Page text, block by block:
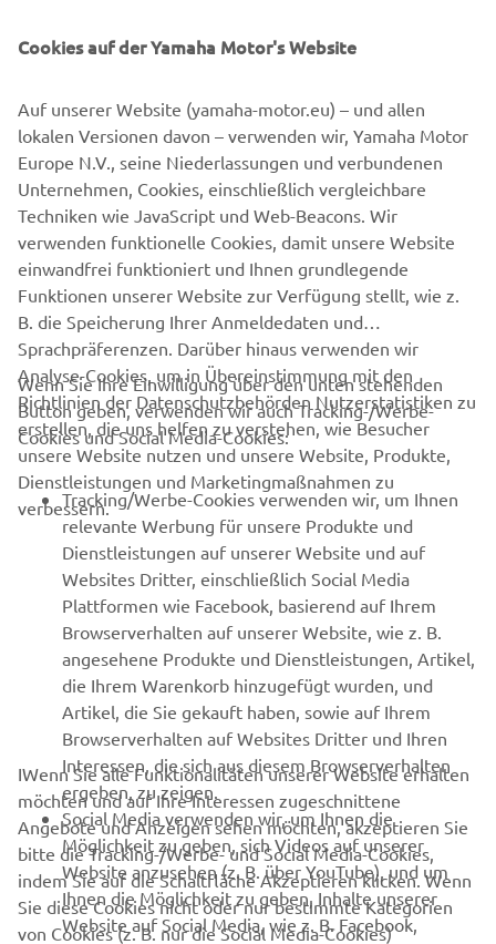
zu - 20 % auf Bekleidung. Außerdem gibt es tolle
Es ist keine Anmeldung erforderlich. Für das leibliche
Wohl sorgt das Landgasthaus Scheiblingstein mit einer
Top Menükarte.
WICHTIG: Bitte nehmt zum Yamaha-Testtag Eure
Schutzbekleidung mit!
UNTERNEHMEN
B2B
MEHR YAMAHA
SUPPORT
NEWSLETTER
Erfahre als Erster von den neuesten Angeboten,
Sonderveranstaltungen, Neuerscheinungen und vielem mehr.
ABONNIEREN
Lesen Sie unsere Datenschutzrichtlinie, um zu erfahren, wie wir
Cookies auf der Yamaha Motor's Website
Auf unserer Website (yamaha-motor.eu) – und allen
lokalen Versionen davon – verwenden wir, Yamaha Motor
Europe N.V., seine Niederlassungen und verbundenen
Unternehmen, Cookies, einschließlich vergleichbare
Techniken wie JavaScript und Web-Beacons. Wir
verwenden funktionelle Cookies, damit unsere Website
einwandfrei funktioniert und Ihnen grundlegende
Funktionen unserer Website zur Verfügung stellt, wie z.
B. die Speicherung Ihrer Anmeldedaten und
Sprachpräferenzen. Darüber hinaus verwenden wir
Analyse-Cookies, um in Übereinstimmung mit den
Richtlinien der Datenschutzbehörden Nutzerstatistiken zu
erstellen, die uns helfen zu verstehen, wie Besucher
unsere Website nutzen und unsere Website, Produkte,
Dienstleistungen und Marketingmaßnahmen zu
verbessern.
Wenn Sie Ihre Einwilligung über den unten stehenden
Button geben, verwenden wir auch Tracking-/Werbe-
Cookies und Social Media-Cookies:
Tracking/Werbe-Cookies verwenden wir, um Ihnen
relevante Werbung für unsere Produkte und
Dienstleistungen auf unserer Website und auf
Websites Dritter, einschließlich Social Media
Plattformen wie Facebook, basierend auf Ihrem
Browserverhalten auf unserer Website, wie z. B.
angesehene Produkte und Dienstleistungen, Artikel,
die Ihrem Warenkorb hinzugefügt wurden, und
Artikel, die Sie gekauft haben, sowie auf Ihrem
Browserverhalten auf Websites Dritter und Ihren
Interessen, die sich aus diesem Browserverhalten
ergeben, zu zeigen.
Social Media verwenden wir, um Ihnen die
Möglichkeit zu geben, sich Videos auf unserer
Website anzusehen (z. B. über YouTube), und um
Ihnen die Möglichkeit zu geben, Inhalte unserer
Website auf Social Media, wie z. B. Facebook,
IWenn Sie alle Funktionalitäten unserer Website erhalten
möchten und auf Ihre Interessen zugeschnittene
Angebote und Anzeigen sehen möchten, akzeptieren Sie
bitte die Tracking-/Werbe- und Social Media-Cookies,
indem Sie auf die Schaltfläche Akzeptieren klicken. Wenn
Sie diese Cookies nicht oder nur bestimmte Kategorien
von Cookies (z. B. nur die Social Media-Cookies)